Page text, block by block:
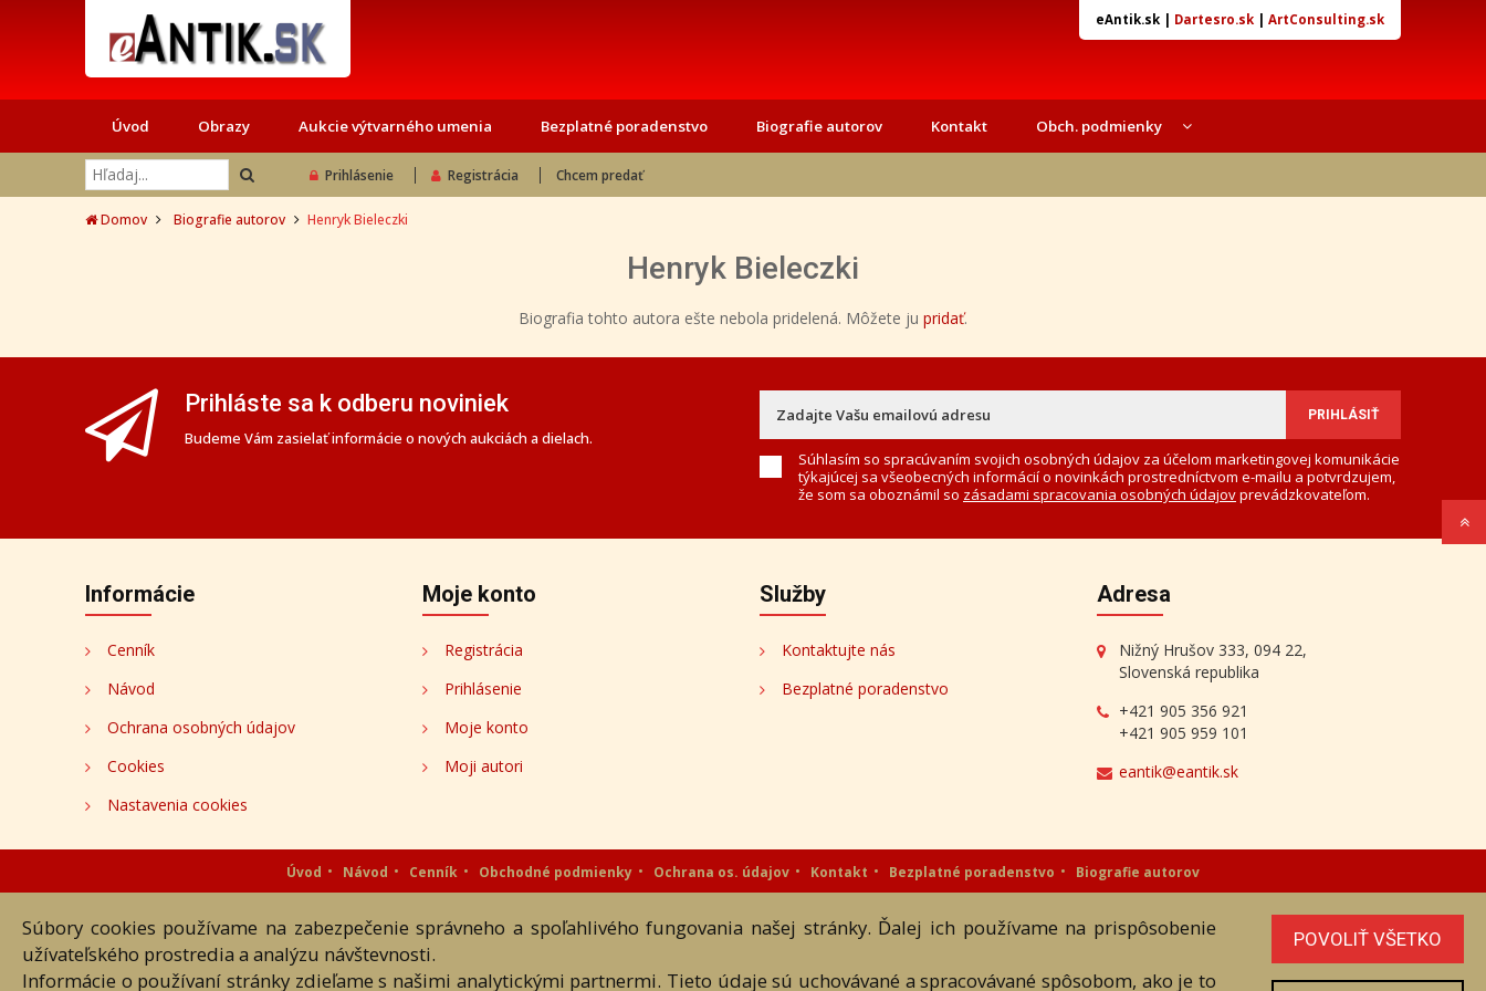
eAntik.sk| Dartesro.sk| ArtConsulting.sk
Úvod Obrazy Aukcie výtvarného umenia Bezplatné poradenstvo Biografie autorov Kontakt Obch. podmienky
Prihlásenie Registrácia Chcem predať
Domov Biografie autorov Henryk Bieleczki
Henryk Bieleczki
Biografia tohto autora ešte nebola pridelená. Môžete ju pridať.
Prihláste sa k odberu noviniek
Budeme Vám zasielať informácie o nových aukciách a dielach.
Súhlasím so spracúvaním svojich osobných údajov za účelom marketingovej komunikácie
týkajúcej sa všeobecných informácií o novinkách prostredníctvom e-mailu a potvrdzujem,
že som sa oboznámil so zásadami spracovania osobných údajovprevádzkovateľom.
Informácie
Cenník
Návod
Ochrana osobných údajov
Cookies
Nastavenia cookies
Moje konto
Registrácia
Prihlásenie
Moje konto
Moji autori
Služby
Kontaktujte nás
Bezplatné poradenstvo
Adresa
Nižný Hrušov 333, 094 22,
Slovenská republika
+421 905 356 921
+421 905 959 101
eantik@eantik.sk
Úvod Návod Cenník Obchodné podmienky Ochrana os. údajov Kontakt Bezplatné poradenstvo Biografie autorov
Akékoľvek používanie obrazových a textových súčastí tejto stránky je podmienené výslovným súhlasom jej vlastníka. Všetky práva sú vyhradené.
Súbory cookies používame na zabezpečenie správneho a spoľahlivého fungovania našej stránky. Ďalej ich používame na prispôsobenie
užívateľského prostredia a analýzu návštevnosti.
Informácie o používaní stránky zdieľame s našimi analytickými partnermi. Tieto údaje sú uchovávané a spracovávané spôsobom, ako je to
POVOLIŤ VŠETKO